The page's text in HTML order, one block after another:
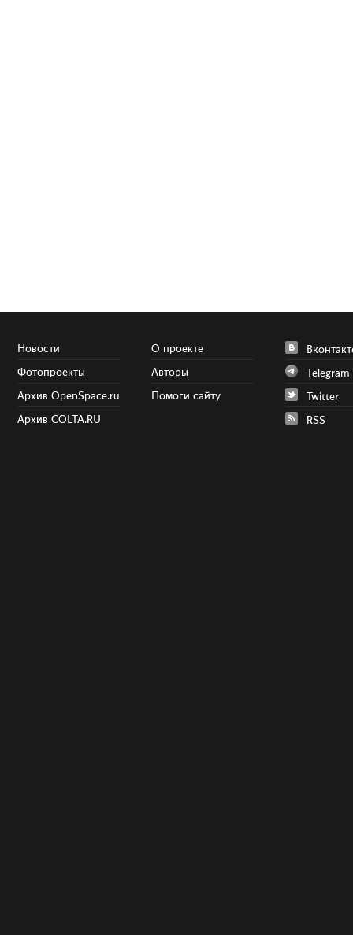
Новости
Фотопроекты
Архив OpenSpace.ru
Архив COLTA.RU
О проекте
Авторы
Помоги сайту
Telegram
Twitter
RSS